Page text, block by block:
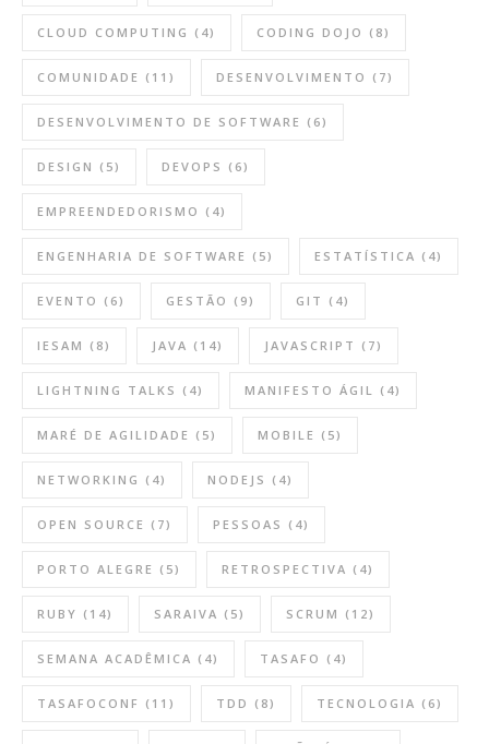
CLOUD COMPUTING (4) CODING DOJO (8)
COMUNIDADE (11) DESENVOLVIMENTO (7)
DESENVOLVIMENTO DE SOFTWARE (6)
DESIGN (5) DEVOPS (6)
EMPREENDEDORISMO (4)
ENGENHARIA DE SOFTWARE (5) ESTATÍSTICA (4)
EVENTO (6) GESTÃO (9) GIT (4)
IESAM (8) JAVA (14) JAVASCRIPT (7)
LIGHTNING TALKS (4) MANIFESTO ÁGIL (4)
MARÉ DE AGILIDADE (5) MOBILE (5)
NETWORKING (4) NODEJS (4)
OPEN SOURCE (7) PESSOAS (4)
PORTO ALEGRE (5) RETROSPECTIVA (4)
RUBY (14) SARAIVA (5) SCRUM (12)
SEMANA ACADÊMICA (4) TASAFO (4)
TASAFOCONF (11) TDD (8) TECNOLOGIA (6)